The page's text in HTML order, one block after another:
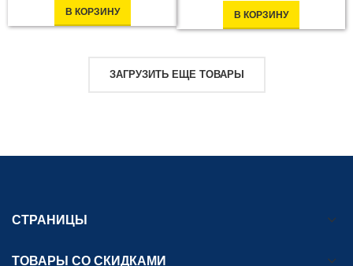
В КОРЗИНУ В КОРЗИНУ
ЗАГРУЗИТЬ ЕЩЕ ТОВАРЫ
СТРАНИЦЫ
ТОВАРЫ СО СКИДКАМИ